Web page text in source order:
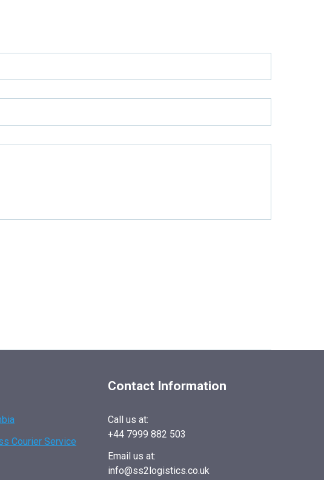
Courier Service
Contact Information
Call us at:
+44 7999 882 503
Email us at:
info@ss2logistics.co.uk